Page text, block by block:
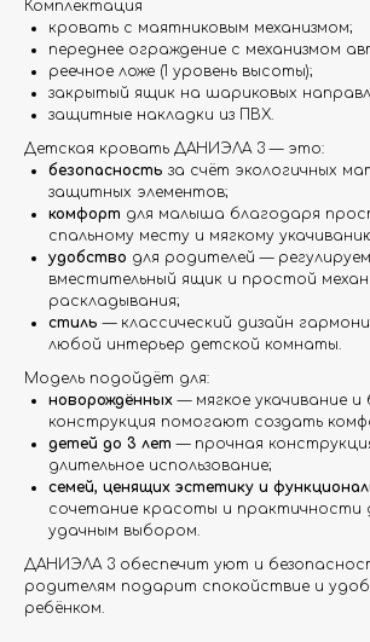
Комплектация
кровать с маятниковым механизмом;
переднее ограждение с механизмом
реечное ложе (1 уровень высоты);
закрытый ящик на шариковых
защитные накладки из ПВХ.
Детская кровать ДАНИЭЛА 3 — это:
безопасность за счёт экологичных
защитных элементов;
комфорт для малыша благодаря
спальному месту и мягкому
удобство для родителей —
вместительный ящик и простой
раскладывания;
стиль — классический дизайн
любой интерьер детской комнаты.
Модель подойдёт для:
новорождённых — мягкое укачивание и
конструкция помогают создать
детей до 3 лет — прочная
длительное использование;
семей, ценящих эстетику и
сочетание красоты и практичности
удачным выбором.
ДАНИЭЛА 3 обеспечит уют и
родителям подарит спокойствие и
ребёнком.